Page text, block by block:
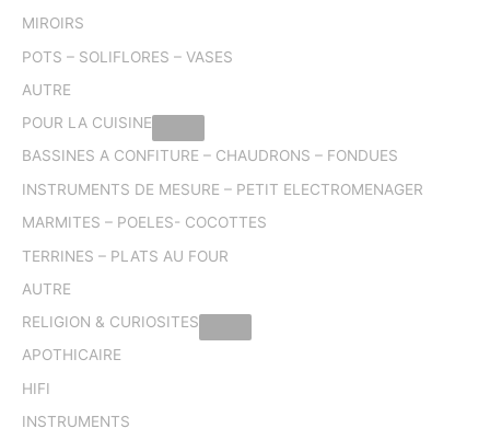
MIROIRS
POTS – SOLIFLORES – VASES
AUTRE
POUR LA CUISINE
BASSINES A CONFITURE – CHAUDRONS – FONDUES
INSTRUMENTS DE MESURE – PETIT ELECTROMENAGER
MARMITES – POELES- COCOTTES
TERRINES – PLATS AU FOUR
AUTRE
RELIGION & CURIOSITES
APOTHICAIRE
HIFI
INSTRUMENTS